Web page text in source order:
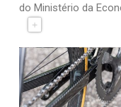
do Ministério da
+